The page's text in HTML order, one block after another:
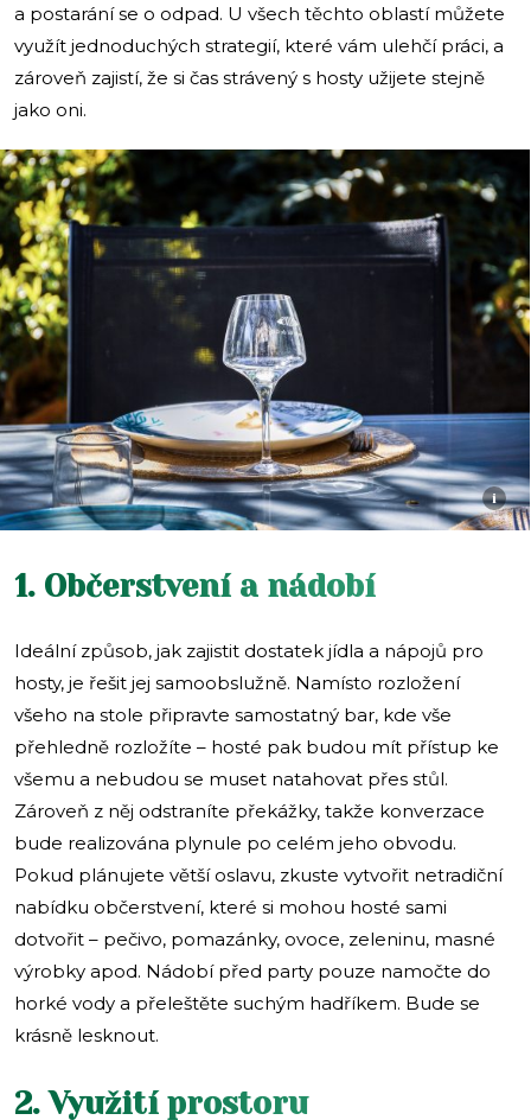
a postarání se o odpad. U všech těchto oblastí můžete
využít jednoduchých strategií, které vám ulehčí práci, a
zároveň zajistí, že si čas strávený s hosty užijete stejně
jako oni.
i
1. Občerstvení a nádobí
Ideální způsob, jak zajistit dostatek jídla a nápojů pro
hosty, je řešit jej samoobslužně. Namísto rozložení
všeho na stole připravte samostatný bar, kde vše
přehledně rozložíte – hosté pak budou mít přístup ke
všemu a nebudou se muset natahovat přes stůl.
Zároveň z něj odstraníte překážky, takže konverzace
bude realizována plynule po celém jeho obvodu.
Pokud plánujete větší oslavu, zkuste vytvořit netradiční
nabídku občerstvení, které si mohou hosté sami
dotvořit – pečivo, pomazánky, ovoce, zeleninu, masné
výrobky apod. Nádobí před party pouze namočte do
horké vody a přeleštěte suchým hadříkem. Bude se
krásně lesknout.
2. Využití prostoru